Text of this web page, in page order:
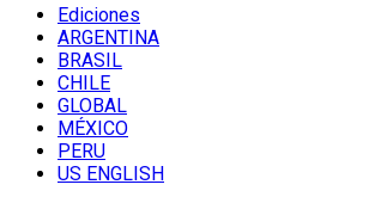
Ediciones
ARGENTINA
BRASIL
CHILE
GLOBAL
MÉXICO
PERU
US ENGLISH